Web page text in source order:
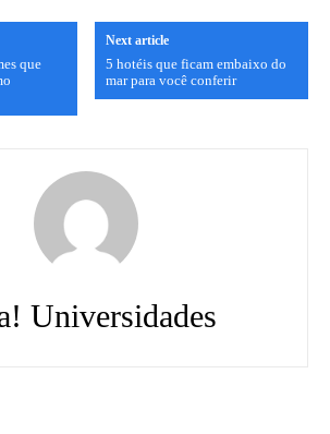
que
Next article
5 hotéis que ficam embaixo do
mar para você conferir
Universidades